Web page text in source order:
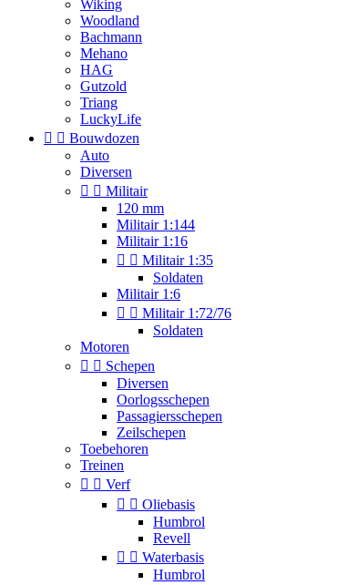
Wiking
Woodland
Bachmann
Mehano
HAG
Gutzold
Triang
LuckyLife
  Bouwdozen
Auto
Diversen
  Militair
120 mm
Militair 1:144
Militair 1:16
  Militair 1:35
Soldaten
Militair 1:6
  Militair 1:72/76
Soldaten
Motoren
  Schepen
Diversen
Oorlogsschepen
Passagiersschepen
Zeilschepen
Toebehoren
Treinen
  Verf
  Oliebasis
Humbrol
Revell
  Waterbasis
Humbrol